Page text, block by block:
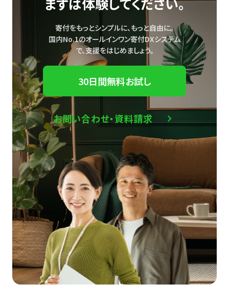
寄付をもっとシンプルに、もっと自由に。
国内No.1のオールインワン寄付DXシステム
で、支援をはじめましょう。
30日間無料お試し
お問い合わせ・資料請求